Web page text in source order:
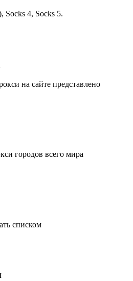
Socks 4, Socks 5.
на сайте представлено
городов всего мира
списком